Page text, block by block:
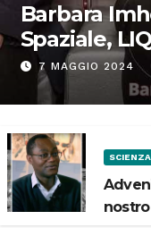
Barbara
Spaziale,
Spazio”
7 MAGGIO 2024
SCIENZA